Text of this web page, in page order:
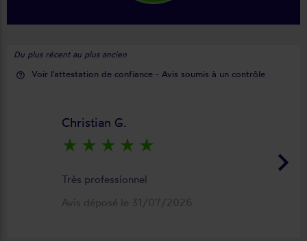
Du plus récent au plus ancien
help_outline Voir l'attestation de confiance - Avis soumis à un contrôle
keyboard_arrow_right
Christian G.
star_rate star_rate star_rate star_rate star_rate
Très professionnel
Avis déposé le 31/07/2026